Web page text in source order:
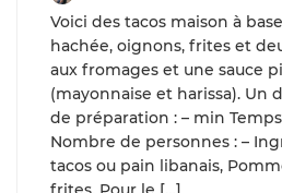
Voici des tacos maison à
hachée, oignons, frites et
aux fromages et une sauce
(mayonnaise et harissa). Un
de préparation : – min
Nombre de personnes : –
tacos ou pain libanais,